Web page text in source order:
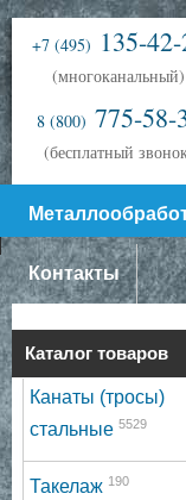
+7 (495) 135-
(многоканальный)
8 (800) 775-58-
(бесплатный
Контакты
Каталог товаров
Канаты (тросы)
стальные 5529
Такелаж 190